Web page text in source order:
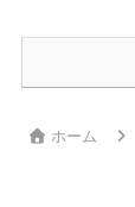
ホーム